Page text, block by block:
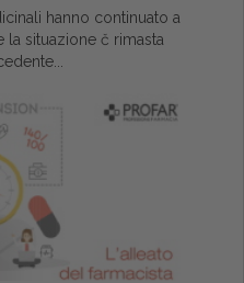
hanno continuato a
la situazione č rimasta